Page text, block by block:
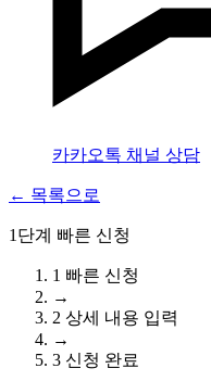
카카오톡 채널 상담
← 목록으로
1단계 빠른 신청
1 빠른 신청
→
2 상세 내용 입력
→
3 신청 완료